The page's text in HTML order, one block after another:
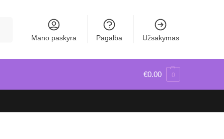
Mano paskyra Pagalba Užsakymas
€0.00 0